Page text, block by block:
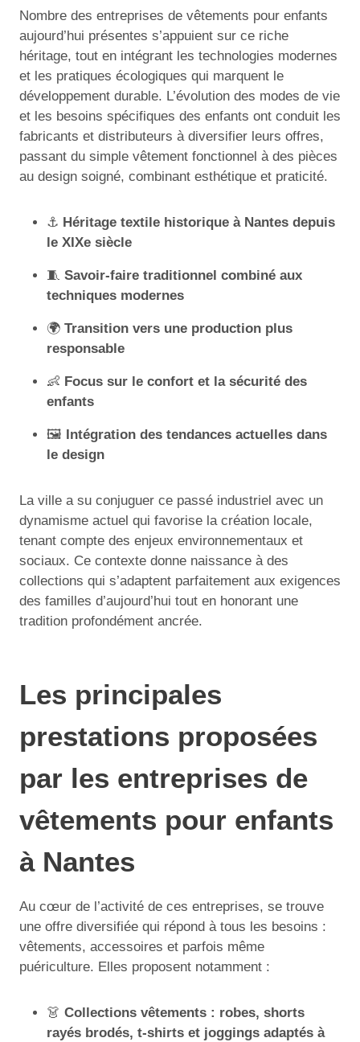
Nombre des entreprises de vêtements pour enfants
aujourd’hui présentes s’appuient sur ce riche
héritage, tout en intégrant les technologies modernes
et les pratiques écologiques qui marquent le
développement durable. L’évolution des modes de vie
et les besoins spécifiques des enfants ont conduit les
fabricants et distributeurs à diversifier leurs offres,
passant du simple vêtement fonctionnel à des pièces
au design soigné, combinant esthétique et praticité.
⚓ Héritage textile historique à Nantes depuis
le XIXe siècle
🧵 Savoir-faire traditionnel combiné aux
techniques modernes
🌍 Transition vers une production plus
responsable
👶 Focus sur le confort et la sécurité des
enfants
🖼️
Intégration des tendances actuelles dans
le design
La ville a su conjuguer ce passé industriel avec un
dynamisme actuel qui favorise la création locale,
tenant compte des enjeux environnementaux et
sociaux. Ce contexte donne naissance à des
collections qui s’adaptent parfaitement aux exigences
des familles d’aujourd’hui tout en honorant une
tradition profondément ancrée.
Les principales
prestations proposées
par les entreprises de
vêtements pour enfants
à Nantes
Au cœur de l’activité de ces entreprises, se trouve
une offre diversifiée qui répond à tous les besoins :
vêtements, accessoires et parfois même
puériculture. Elles proposent notamment :
👗 Collections vêtements : robes, shorts
rayés brodés, t-shirts et joggings adaptés à